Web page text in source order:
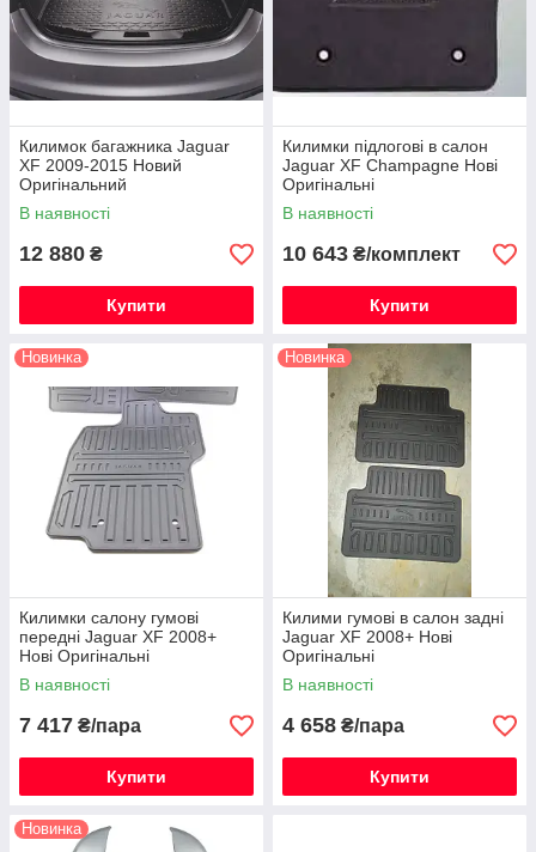
Килимок багажника Jaguar
XF 2009-2015 Новий
Оригінальний
В наявності
12 880 ₴
Купити
Килимки підлогові в салон
Jaguar XF Champagne Нові
Оригінальні
В наявності
10 643 ₴/комплект
Купити
Новинка
Килимки салону гумові
передні Jaguar XF 2008+
Нові Оригінальні
В наявності
7 417 ₴/пара
Купити
Новинка
Килими гумові в салон задні
Jaguar XF 2008+ Нові
Оригінальні
В наявності
4 658 ₴/пара
Купити
Новинка